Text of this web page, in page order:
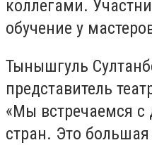
коллегами.
обучение у
Тынышгуль
представитель
«Мы встречаемся с
стран. Это